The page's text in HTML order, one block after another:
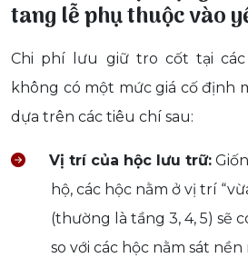
tang lễ phụ thuộc vào
Chi phí lưu giữ tro cốt tại
không có một mức giá cố định
dựa trên các tiêu chí sau:
Vị trí của hộc lưu trữ:
hộ, các hộc nằm ở vị trí
(thường là tầng 3, 4, 5) sẽ
so với các hộc nằm sát